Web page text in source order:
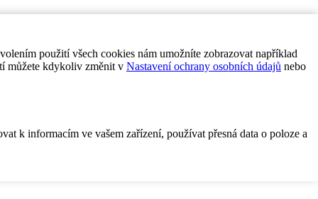
použití všech cookies nám umožníte zobrazovat například
můžete kdykoliv změnit v Nastavení ochrany osobních údajů nebo
k informacím ve vašem zařízení, používat přesná data o poloze a